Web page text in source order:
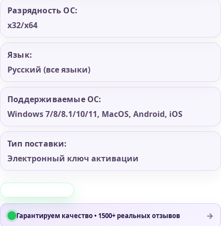
Разрядность ОС:
x32/x64
Язык:
Русский (все языки)
Поддерживаемые ОС:
Windows 7/8/8.1/10/11, MacOS, Android, iOS
Тип поставки:
Электронный ключ активации
Гарантируем качество • 1500+ реальных отзывов →